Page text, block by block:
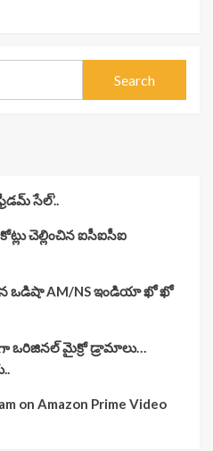
సేల్’..
కోట్లు చెల్లించిన ఐసీఐసీఐ
చేసిన ఒడిషా AM/NS ఇండియా ఖో ఖో
ఒరిజినల్ మైక్రో డ్రామాలు…
on Amazon Prime Video